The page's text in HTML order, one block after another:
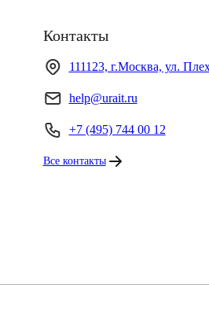
Контакты
111123, г.Москва, ул.
help@urait.ru
+7 (495) 744 00 12
Все контакты